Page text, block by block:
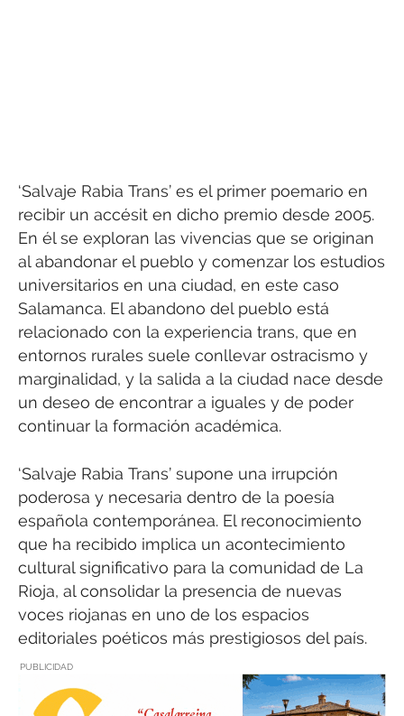
‘Salvaje Rabia Trans’ es el primer poemario en
recibir un accésit en dicho premio desde 2005.
En él se exploran las vivencias que se originan
al abandonar el pueblo y comenzar los estudios
universitarios en una ciudad, en este caso
Salamanca. El abandono del pueblo está
relacionado con la experiencia trans, que en
entornos rurales suele conllevar ostracismo y
marginalidad, y la salida a la ciudad nace desde
un deseo de encontrar a iguales y de poder
continuar la formación académica.
‘Salvaje Rabia Trans’ supone una irrupción
poderosa y necesaria dentro de la poesía
española contemporánea. El reconocimiento
que ha recibido implica un acontecimiento
cultural significativo para la comunidad de La
Rioja, al consolidar la presencia de nuevas
voces riojanas en uno de los espacios
editoriales poéticos más prestigiosos del país.
PUBLICIDAD